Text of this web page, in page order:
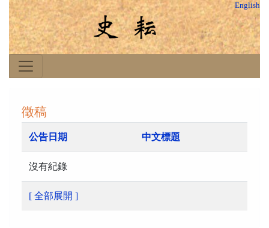
English
徵稿
公告日期 中文標題
沒有紀錄
[ 全部展開 ]